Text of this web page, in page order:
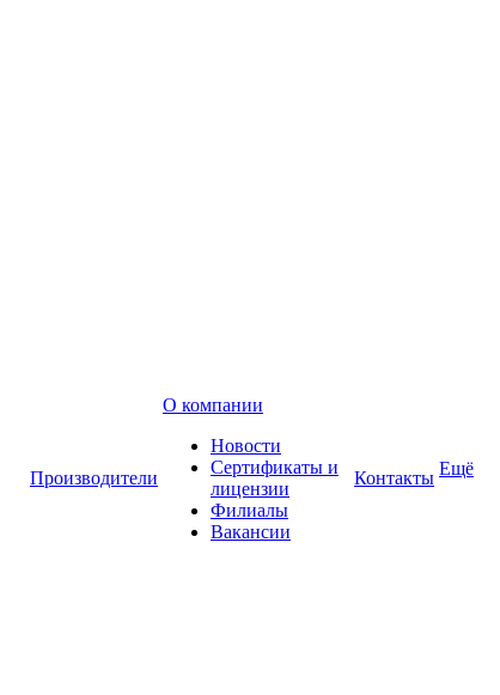
Производители
О компании
Новости
Сертификаты и
лицензии
Филиалы
Вакансии
Контакты Ещё